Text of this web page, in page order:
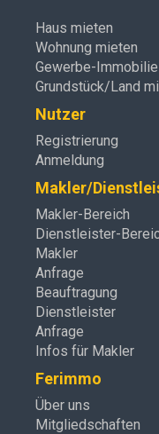
Haus mieten
Wohnung mieten
Gewerbe-
Grundstück/Land
Nutzer
Registrierung
Anmeldung
Makler/
Makler-Bereich
Dienstleister-
Makler
Anfrage
Beauftragung
Dienstleister
Anfrage
Infos für Makler
Ferimmo
Über uns
Mitgliedschaften